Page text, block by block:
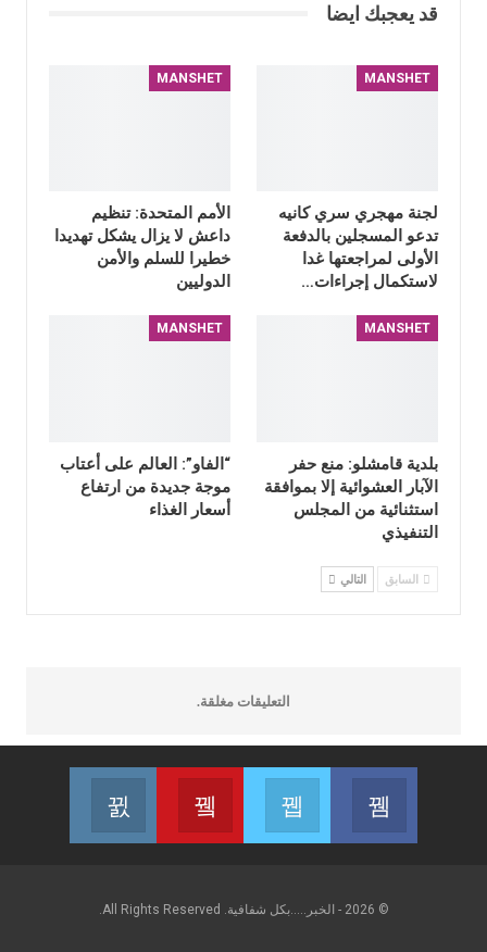
قد يعجبك ايضا
MANSHET
لجنة مهجري سري كانيه
تدعو المسجلين بالدفعة
الأولى لمراجعتها غدا
لاستكمال إجراءات…
MANSHET
الأمم المتحدة: تنظيم
داعش لا يزال يشكل تهديدا
خطيرا للسلم والأمن
الدوليين
MANSHET
بلدية قامشلو: منع حفر
الآبار العشوائية إلا بموافقة
استثنائية من المجلس
التنفيذي
MANSHET
“الفاو”: العالم على أعتاب
موجة جديدة من ارتفاع
أسعار الغذاء
السابق التالي
التعليقات مغلقة.
Facebook
Join us on Facebook
Twitter
Join us on Twitter
Youtube
Join us on Youtube
© 2026 - الخبر.....بكل شفافية. All Rights Reserved.